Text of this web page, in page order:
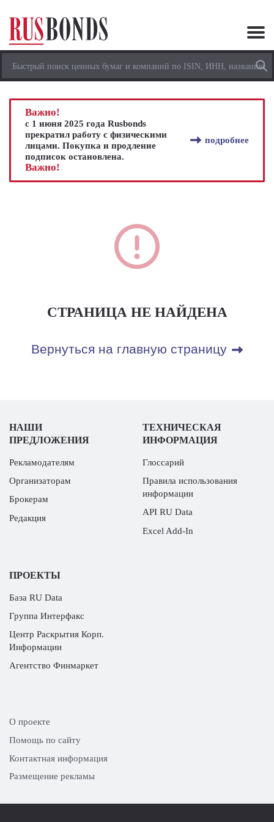
Важно!
с 1 июня 2025 года Rusbonds
прекратил работу с физическими
лицами. Покупка и продление
подписок остановлена.
подробнее
Важно!
СТРАНИЦА НЕ НАЙДЕНА
Вернуться на главную страницу
НАШИ
ПРЕДЛОЖЕНИЯ
Рекламодателям
Организаторам
Брокерам
Редакция
ТЕХНИЧЕСКАЯ
ИНФОРМАЦИЯ
Глоссарий
Правила использования
информации
API RU Data
Excel Add-In
ПРОЕКТЫ
База RU Data
Группа Интерфакс
Центр Раскрытия Корп.
Информации
Агентство Финмаркет
О проекте
Помощь по сайту
Контактная информация
Размещение рекламы